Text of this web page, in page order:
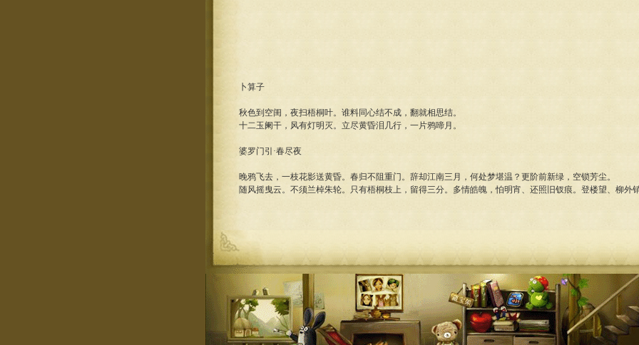
卜算子
秋色到空闺，夜扫梧桐叶。谁料同心结不成，翻就相思结。
十二玉阑干，风有灯明灭。立尽黄昏泪几行，一片鸦啼月。
婆罗门引·春尽夜
晚鸦飞去，一枝花影送黄昏。春归不阻重门。辞却江南三月，何处梦堪温？更阶前新绿，空锁芳尘。
随风摇曳云。不须兰棹朱轮。只有梧桐枝上，留得三分。多情皓魄，怕明宵、还照旧钗痕。登楼望、柳外